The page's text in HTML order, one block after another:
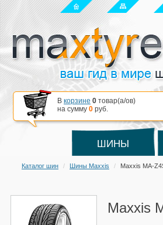
В корзине 0 товар(a/ов)
на сумму 0 руб.
ШИНЫ
Каталог шин Шины Maxxis Maxxis MA-
Maxxis